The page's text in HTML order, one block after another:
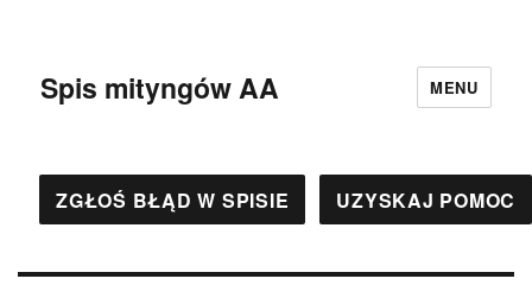
Spis mityngów AA MENU
ZGŁOŚ BŁĄD W SPISIE UZYSKAJ POMOC